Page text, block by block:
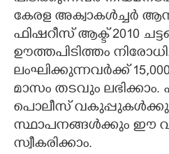
കേരള അക്വാകൾച്ചർ
ഫിഷറീസ് ആക്ട് 2010
ഊത്തപിടിത്തം
ലംഘിക്കുന്നവർക്ക്
മാസം തടവും
പൊലീസ്
സ്ഥാപനങ്ങൾക്കും ഈ
സ്വീകരിക്കാം.